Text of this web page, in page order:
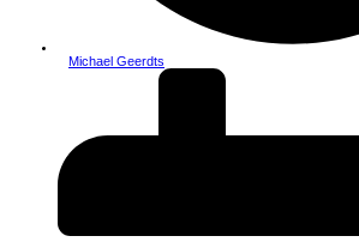
Michael Geerdts